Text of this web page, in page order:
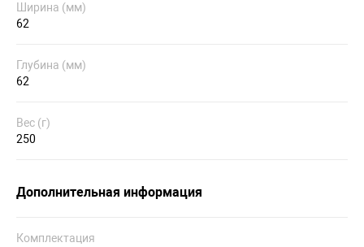
Ширина (мм)
62
Глубина (мм)
62
Вес (г)
250
Дополнительная информация
Комплектация